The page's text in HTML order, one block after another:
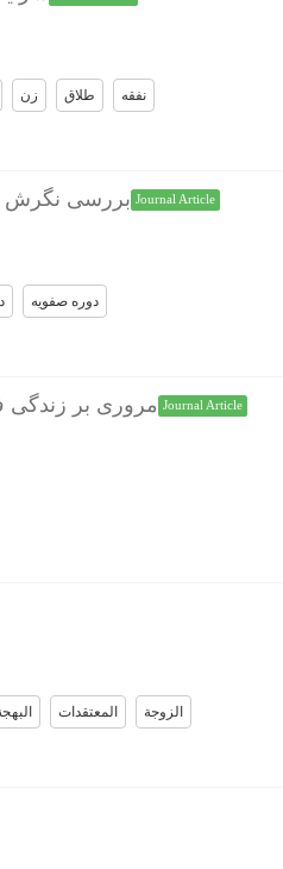
زن طلاق نفقه
بررسی نگرش Journal Article
دوره صفویه
مروری بر زندگی Journal Article
المعتقدات الزوجة